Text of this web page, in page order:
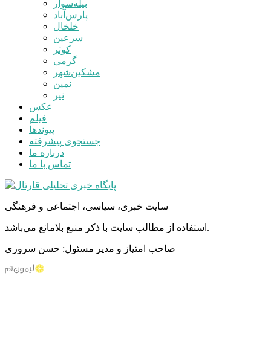
بیله‌سوار
پارس‌آباد
خلخال
سرعین
کوثر
گرمی
مشکین‌شهر
نمین
نیر
عکس
فیلم
پیوندها
جستجوی پیشرفته
درباره ما
تماس با ما
سایت خبری، سیاسی، اجتماعی و فرهنگی
استفاده از مطالب سایت با ذکر منبع بلامانع می‌باشد.
صاحب امتیاز و مدیر مسئول: حسن سروری